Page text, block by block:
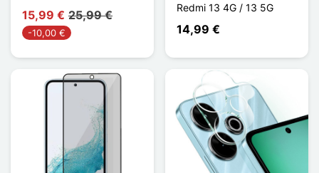
15,99 € 25,99 €
-10,00 €
Redmi 13 4G / 13 5G
14,99 €